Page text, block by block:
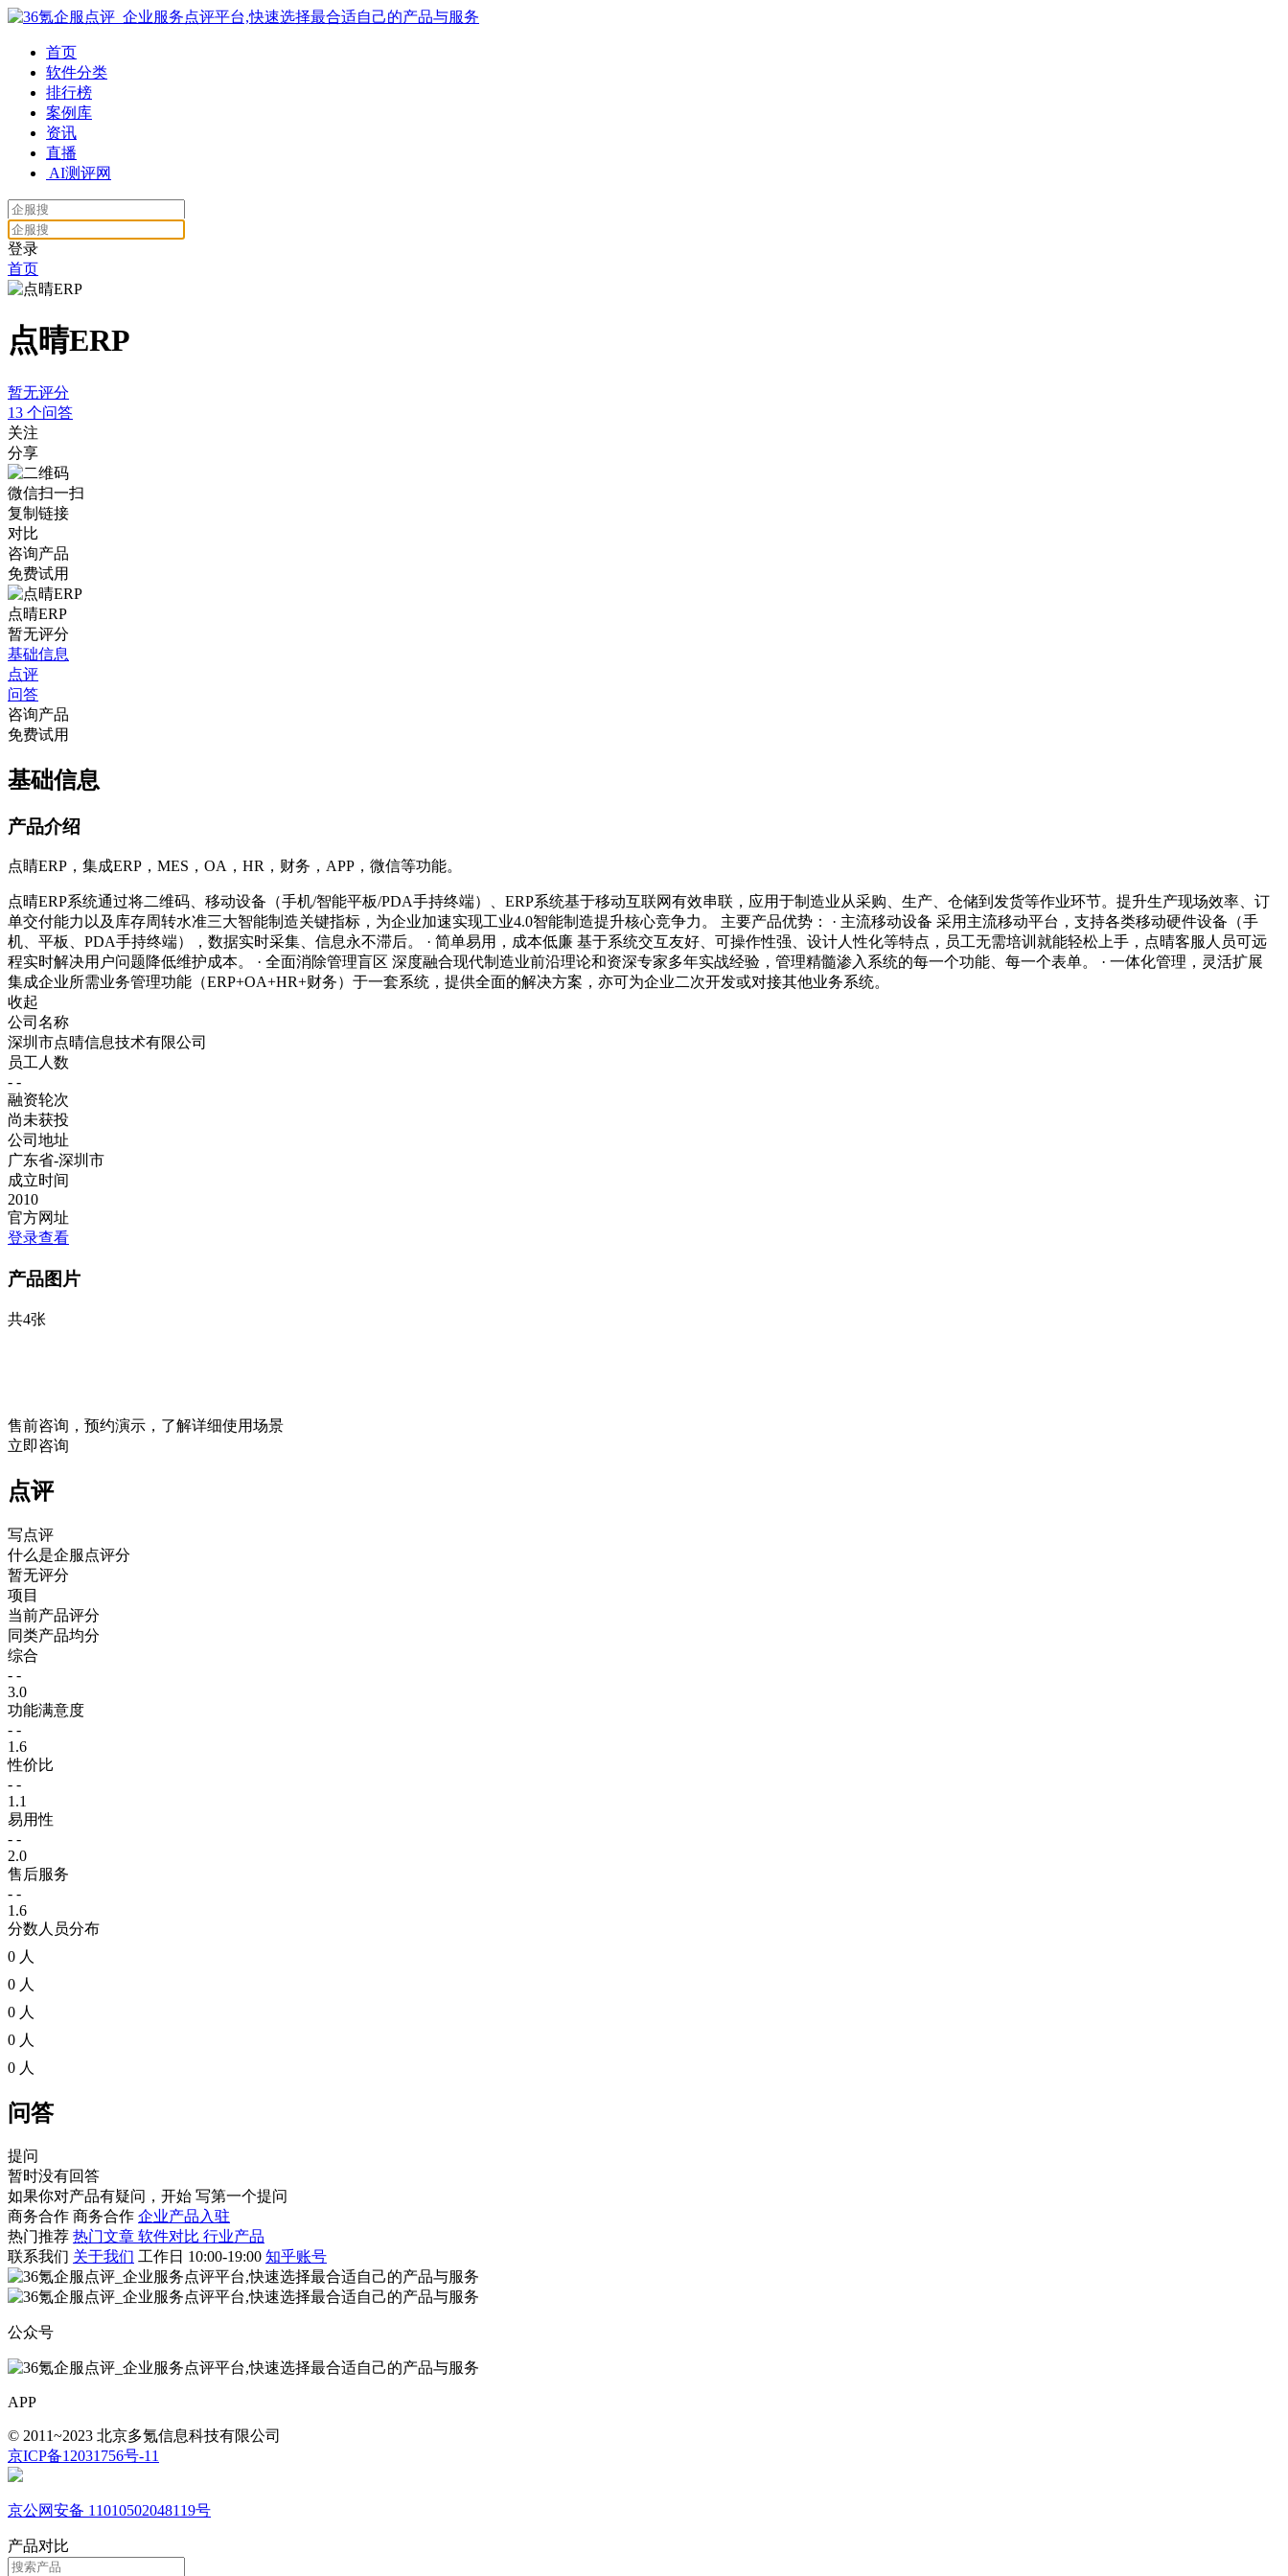
首页
软件分类
排行榜
案例库
资讯
直播
AI测评网
登录
首页
点晴ERP
暂无评分
13 个问答
关注
分享
微信扫一扫
复制链接
对比
咨询产品
免费试用
点晴ERP
暂无评分
基础信息
点评
问答
咨询产品
免费试用
基础信息
产品介绍
点睛ERP，集成ERP，MES，OA，HR，财务，APP，微信等功能。
点晴ERP系统通过将二维码、移动设备（手机/智能平板/PDA手持终端）、ERP系统基于移动互联网有效串联，应用于制造业从采购、生产、仓储到发货等作业环节。提升生产现场效率、订
单交付能力以及库存周转水准三大智能制造关键指标，为企业加速实现工业4.0智能制造提升核心竞争力。 主要产品优势： · 主流移动设备 采用主流移动平台，支持各类移动硬件设备（手
机、平板、PDA手持终端），数据实时采集、信息永不滞后。 · 简单易用，成本低廉 基于系统交互友好、可操作性强、设计人性化等特点，员工无需培训就能轻松上手，点晴客服人员可远
程实时解决用户问题降低维护成本。 · 全面消除管理盲区 深度融合现代制造业前沿理论和资深专家多年实战经验，管理精髓渗入系统的每一个功能、每一个表单。 · 一体化管理，灵活扩展
集成企业所需业务管理功能（ERP+OA+HR+财务）于一套系统，提供全面的解决方案，亦可为企业二次开发或对接其他业务系统。
收起
公司名称
深圳市点晴信息技术有限公司
员工人数
- -
融资轮次
尚未获投
公司地址
广东省-深圳市
成立时间
2010
官方网址
登录查看
产品图片
共4张
售前咨询，预约演示，了解详细使用场景
立即咨询
点评
写点评
什么是企服点评分
暂无评分
项目
当前产品评分
同类产品均分
综合
- -
3.0
功能满意度
- -
1.6
性价比
- -
1.1
易用性
- -
2.0
售后服务
- -
1.6
分数人员分布
0 人
0 人
0 人
0 人
0 人
问答
提问
暂时没有回答
如果你对产品有疑问，开始 写第一个提问
商务合作 商务合作 企业产品入驻
热门推荐 热门文章 软件对比 行业产品
联系我们 关于我们 工作日 10:00-19:00 知乎账号
公众号
APP
© 2011~2023 北京多氪信息科技有限公司
京ICP备12031756号-11
京公网安备 11010502048119号
产品对比